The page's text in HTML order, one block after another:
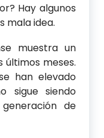
Hay algunos
mala idea.
muestra un
últimos meses.
han elevado
sigue siendo
de